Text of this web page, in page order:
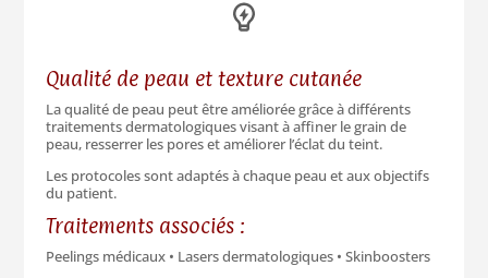
Qualité de peau et texture cutanée
La qualité de peau peut être améliorée grâce à différents
traitements dermatologiques visant à affiner le grain de
peau, resserrer les pores et améliorer l’éclat du teint.
Les protocoles sont adaptés à chaque peau et aux objectifs
du patient.
Traitements associés :
Peelings médicaux • Lasers dermatologiques • Skinboosters